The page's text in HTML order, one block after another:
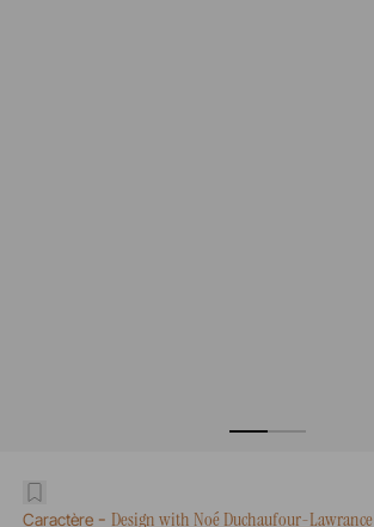
Caractère- Design with Noé Duchaufour-Lawrance